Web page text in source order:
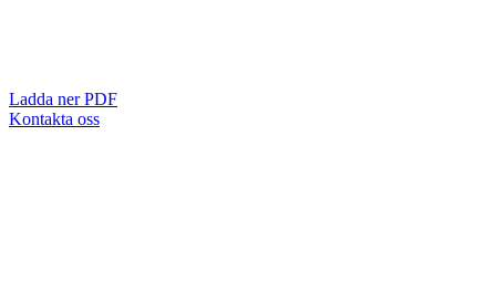
Ladda ner PDF
Kontakta oss